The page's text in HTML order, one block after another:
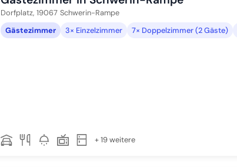
Dorfplatz, 19067 Schwerin-Rampe
Gästezimmer
3× Einzelzimmer 7× Doppelzimmer (2 Gäste)
+ 19 weitere